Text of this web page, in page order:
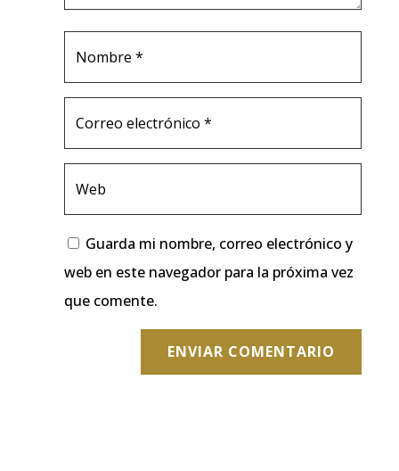
Guarda mi nombre, correo electrónico y
web en este navegador para la próxima vez
que comente.
ENVIAR COMENTARIO